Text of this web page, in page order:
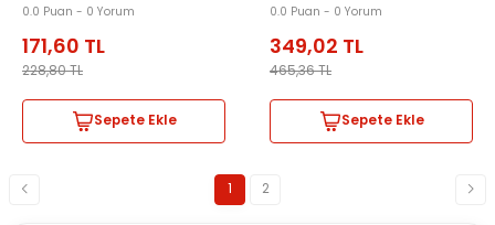
0.0 Puan - 0 Yorum
171,60 TL
228,80TL
Sepete Ekle
0.0 Puan - 0 Yorum
349,02 TL
465,36TL
Sepete Ekle
1 2